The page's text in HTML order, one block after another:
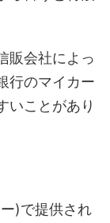
販会社によっ
行のマイカー
いことがあり
)で提供され